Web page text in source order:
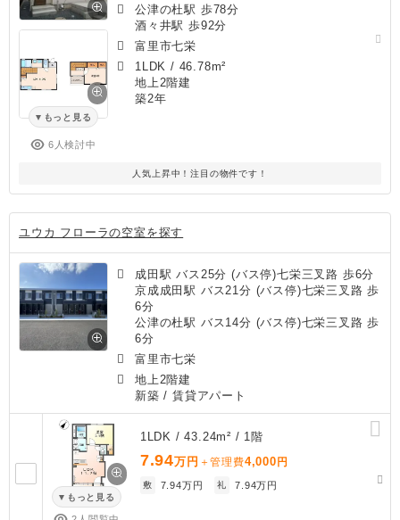
もっと見る
6人検討中
公津の杜駅 歩78分
酒々井駅 歩92分
富里市七栄
1LDK / 46.78m²
地上2階建
築2年
人気上昇中！注目の物件です！
ユウカ フローラの空室を探す
成田駅 バス25分 (バス停)七栄三叉路 歩6分
京成成田駅 バス21分 (バス停)七栄三叉路 歩
6分
公津の杜駅 バス14分 (バス停)七栄三叉路 歩
6分
富里市七栄
地上2階建
新築 / 賃貸アパート
もっと見る
1LDK / 43.24m² / 1階
7.94万円 ＋管理費4,000 円
敷 7.94万円 礼 7.94万円